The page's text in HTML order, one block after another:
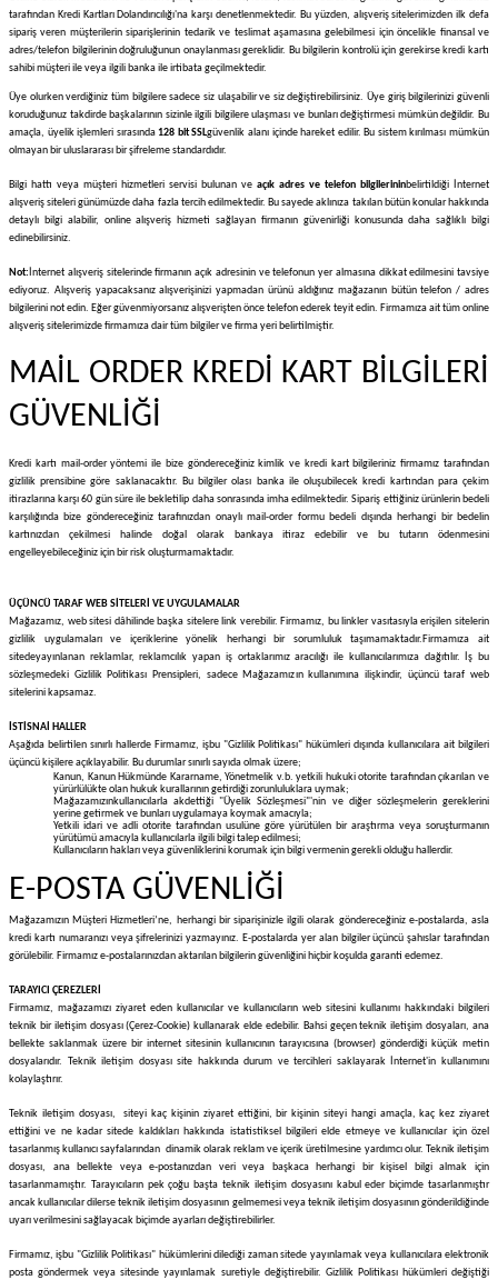
tarafından Kredi Kartları Dolandırıcılığı'na karşı denetlenmektedir. Bu yüzden, alışveriş sitelerimizden ilk defa
sipariş veren müşterilerin siparişlerinin tedarik ve teslimat aşamasına gelebilmesi için öncelikle finansal ve
adres/telefon bilgilerinin doğruluğunun onaylanması gereklidir. Bu bilgilerin kontrolü için gerekirse kredi kartı
sahibi müşteri ile veya ilgili banka ile irtibata geçilmektedir.
Üye olurken verdiğiniz tüm bilgilere sadece siz ulaşabilir ve siz değiştirebilirsiniz. Üye giriş bilgilerinizi güvenli
koruduğunuz takdirde başkalarının sizinle ilgili bilgilere ulaşması ve bunları değiştirmesi mümkün değildir. Bu
amaçla, üyelik işlemleri sırasında 128 bit SSLgüvenlik alanı içinde hareket edilir. Bu sistem kırılması mümkün
olmayan bir uluslararası bir şifreleme standardıdır.
Bilgi hattı veya müşteri hizmetleri servisi bulunan ve açık adres ve telefon bilgilerininbelirtildiği İnternet
alışveriş siteleri günümüzde daha fazla tercih edilmektedir. Bu sayede aklınıza takılan bütün konular hakkında
detaylı bilgi alabilir, online alışveriş hizmeti sağlayan firmanın güvenirliği konusunda daha sağlıklı bilgi
edinebilirsiniz.
Not: İnternet alışveriş sitelerinde firmanın açık adresinin ve telefonun yer almasına dikkat edilmesini tavsiye
ediyoruz. Alışveriş yapacaksanız alışverişinizi yapmadan ürünü aldığınız mağazanın bütün telefon / adres
bilgilerini not edin. Eğer güvenmiyorsanız alışverişten önce telefon ederek teyit edin. Firmamıza ait tüm online
alışveriş sitelerimizde firmamıza dair tüm bilgiler ve firma yeri belirtilmiştir.
MAİL ORDER KREDİ KART BİLGİLERİ
GÜVENLİĞİ
Kredi kartı mail-order yöntemi ile bize göndereceğiniz kimlik ve kredi kart bilgileriniz firmamız tarafından
gizlilik prensibine göre saklanacaktır. Bu bilgiler olası banka ile oluşubilecek kredi kartından para çekim
itirazlarına karşı 60 gün süre ile bekletilip daha sonrasında imha edilmektedir. Sipariş ettiğiniz ürünlerin bedeli
karşılığında bize göndereceğiniz tarafınızdan onaylı mail-order formu bedeli dışında herhangi bir bedelin
kartınızdan çekilmesi halinde doğal olarak bankaya itiraz edebilir ve bu tutarın ödenmesini
engelleyebileceğiniz için bir risk oluşturmamaktadır.
ÜÇÜNCÜ TARAF WEB SİTELERİ VE UYGULAMALAR
Mağazamız, web sitesi dâhilinde başka sitelere link verebilir. Firmamız, bu linkler vasıtasıyla erişilen sitelerin
gizlilik uygulamaları ve içeriklerine yönelik herhangi bir sorumluluk taşımamaktadır.Firmamıza ait
sitedeyayınlanan reklamlar, reklamcılık yapan iş ortaklarımız aracılığı ile kullanıcılarımıza dağıtılır. İş bu
sözleşmedeki Gizlilik Politikası Prensipleri, sadece Mağazamızın kullanımına ilişkindir, üçüncü taraf web
sitelerini kapsamaz.
İSTİSNAİ HALLER
Aşağıda belirtilen sınırlı hallerde Firmamız, işbu "Gizlilik Politikası" hükümleri dışında kullanıcılara ait bilgileri
üçüncü kişilere açıklayabilir. Bu durumlar sınırlı sayıda olmak üzere;
Kanun, Kanun Hükmünde Kararname, Yönetmelik v.b. yetkili hukuki otorite tarafından çıkarılan ve
yürürlülükte olan hukuk kurallarının getirdiği zorunluluklara uymak;
Mağazamızınkullanıcılarla akdettiği "Üyelik Sözleşmesi"'nin ve diğer sözleşmelerin gereklerini
yerine getirmek ve bunları uygulamaya koymak amacıyla;
Yetkili idari ve adli otorite tarafından usulüne göre yürütülen bir araştırma veya soruşturmanın
yürütümü amacıyla kullanıcılarla ilgili bilgi talep edilmesi;
Kullanıcıların hakları veya güvenliklerini korumak için bilgi vermenin gerekli olduğu hallerdir.
E-POSTA GÜVENLİĞİ
Mağazamızın Müşteri Hizmetleri’ne, herhangi bir siparişinizle ilgili olarak göndereceğiniz e-postalarda, asla
kredi kartı numaranızı veya şifrelerinizi yazmayınız. E-postalarda yer alan bilgiler üçüncü şahıslar tarafından
görülebilir. Firmamız e-postalarınızdan aktarılan bilgilerin güvenliğini hiçbir koşulda garanti edemez.
TARAYICI ÇEREZLERİ
Firmamız, mağazamızı ziyaret eden kullanıcılar ve kullanıcıların web sitesini kullanımı hakkındaki bilgileri
teknik bir iletişim dosyası (Çerez-Cookie) kullanarak elde edebilir. Bahsi geçen teknik iletişim dosyaları, ana
bellekte saklanmak üzere bir internet sitesinin kullanıcının tarayıcısına (browser) gönderdiği küçük metin
dosyalarıdır. Teknik iletişim dosyası site hakkında durum ve tercihleri saklayarak İnternet'in kullanımını
kolaylaştırır.
Teknik iletişim dosyası, siteyi kaç kişinin ziyaret ettiğini, bir kişinin siteyi hangi amaçla, kaç kez ziyaret
ettiğini ve ne kadar sitede kaldıkları hakkında istatistiksel bilgileri elde etmeye ve kullanıcılar için özel
tasarlanmış kullanıcı sayfalarından dinamik olarak reklam ve içerik üretilmesine yardımcı olur. Teknik iletişim
dosyası, ana bellekte veya e-postanızdan veri veya başkaca herhangi bir kişisel bilgi almak için
tasarlanmamıştır. Tarayıcıların pek çoğu başta teknik iletişim dosyasını kabul eder biçimde tasarlanmıştır
ancak kullanıcılar dilerse teknik iletişim dosyasının gelmemesi veya teknik iletişim dosyasının gönderildiğinde
uyarı verilmesini sağlayacak biçimde ayarları değiştirebilirler.
Firmamız, işbu "Gizlilik Politikası" hükümlerini dilediği zaman sitede yayınlamak veya kullanıcılara elektronik
posta göndermek veya sitesinde yayınlamak suretiyle değiştirebilir. Gizlilik Politikası hükümleri değiştiği